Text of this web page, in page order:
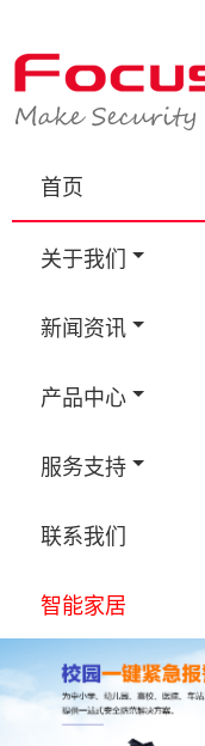
首页
关于我们
新闻资讯
产品中心
服务支持
联系我们
智能家居